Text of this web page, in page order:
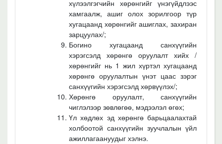
хүлээлгэгчийн хөрөнгийг үнэгүйдлээс
хамгаалж, ашиг олох зорилгоор түр
хугацаанд хөрөнгийг ашиглах, захиран
зарцуулах/;
Богино хугацаанд санхүүгийн
хэрэгсэлд хөрөнгө оруулалт хийх /
хөрөнгийг нь 1 жил хүртэл хугацаанд
хөрөнгө оруулалтын үнэт цаас зэрэг
санхүүгийн хэрэгсэлд хөрвүүлэх/;
Хөрөнгө оруулалт, санхүүгийн
чиглэлээр зөвлөгөө, мэдээлэл өгөх;
Үл хөдлөх эд хөрөнгө барьцаалахтай
холбоотой санхүүгийн зуучлалын үйл
ажиллагаануудыг хэлнэ.